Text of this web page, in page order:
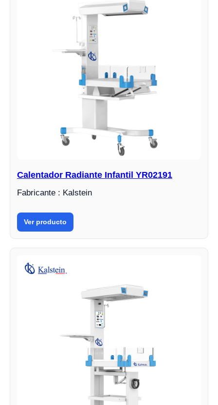
Calentador Radiante Infantil YR02191
Fabricante : Kalstein
Ver producto